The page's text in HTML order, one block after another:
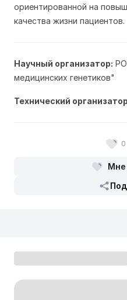
ориентированной на
качества жизни пациентов.
Научный организатор:
медицинских генетиков"
Технический
0
Мне